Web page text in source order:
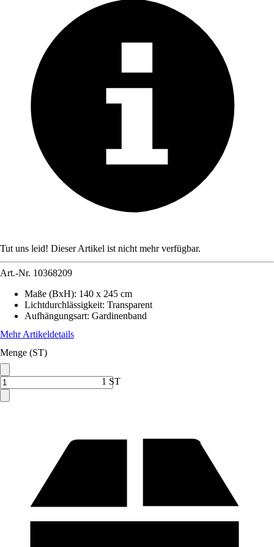
Tut uns leid! Dieser Artikel ist nicht mehr verfügbar.
Art.-Nr. 10368209
Maße (BxH): 140 x 245 cm
Lichtdurchlässigkeit: Transparent
Aufhängungsart: Gardinenband
Mehr Artikeldetails
Menge (ST)
1 ST